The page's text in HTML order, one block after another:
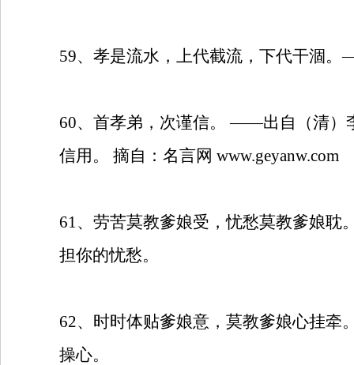
59、孝是流水，上代截流，下代干涸
60、首孝弟，次谨信。
——出自（清）
信用。
摘自：名言网 www.geyanw.com
61、劳苦莫教爹娘受，忧愁莫教爹娘
担你的忧愁。
62、时时体贴爹娘意，莫教爹娘心挂牵
操心。